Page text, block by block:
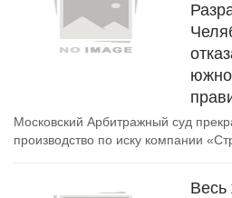
Московский Арбитражный суд
производство по иску компании